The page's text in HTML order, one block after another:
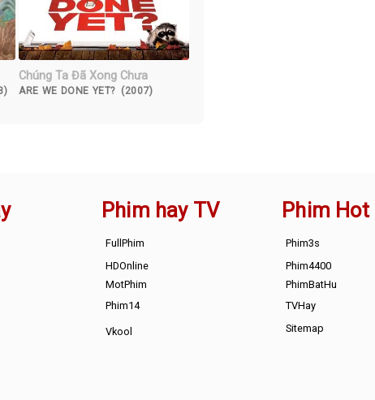
Chúng Ta Đã Xong Chưa
ARE WE DONE YET? (2007)
Phim hay TV
FullPhim
HDOnline
MotPhim
Phim14
Vkool
Phim Hot
Phim3s
Phim4400
PhimBatHu
TVHay
Sitemap